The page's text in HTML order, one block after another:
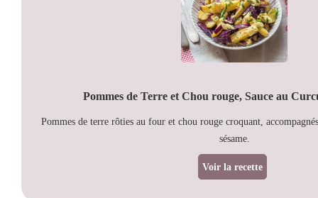
Pommes de Terre et Chou rouge, Sauce au
Pommes de terre rôties au four et chou rouge croquant,
sésame.
Voir la recette